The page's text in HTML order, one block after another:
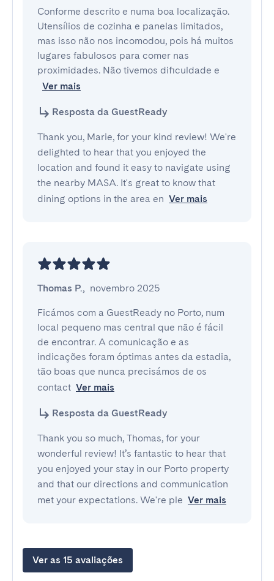
Conforme descrito e numa boa localização.
Utensílios de cozinha e panelas limitados,
mas isso não nos incomodou, pois há muitos
lugares fabulosos para comer nas
proximidades. Não tivemos dificuldade e
Ver mais
Resposta da GuestReady
Thank you, Marie, for your kind review! We're
delighted to hear that you enjoyed the
location and found it easy to navigate using
the nearby MASA. It's great to know that
dining options in the area en Ver mais
Thomas P., novembro 2025
Ficámos com a GuestReady no Porto, num
local pequeno mas central que não é fácil
de encontrar. A comunicação e as
indicações foram óptimas antes da estadia,
tão boas que nunca precisámos de os
contact Ver mais
Resposta da GuestReady
Thank you so much, Thomas, for your
wonderful review! It’s fantastic to hear that
you enjoyed your stay in our Porto property
and that our directions and communication
met your expectations. We're ple Ver mais
Ver as 15 avaliações